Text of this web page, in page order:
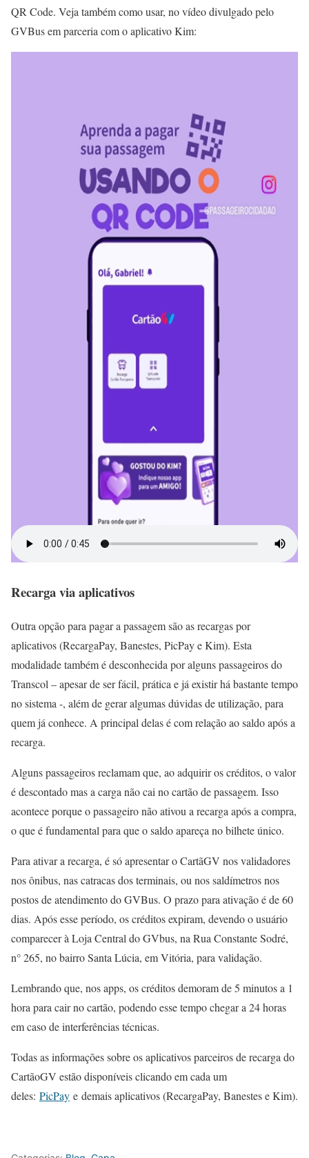
QR Code. Veja também como usar, no vídeo divulgado pelo
GVBus em parceria com o aplicativo Kim:
Recarga via aplicativos
Outra opção para pagar a passagem são as recargas por
aplicativos (RecargaPay, Banestes, PicPay e Kim). Esta
modalidade também é desconhecida por alguns passageiros do
Transcol – apesar de ser fácil, prática e já existir há bastante tempo
no sistema -, além de gerar algumas dúvidas de utilização, para
quem já conhece. A principal delas é com relação ao saldo após a
recarga.
Alguns passageiros reclamam que, ao adquirir os créditos, o valor
é descontado mas a carga não cai no cartão de passagem. Isso
acontece porque o passageiro não ativou a recarga após a compra,
o que é fundamental para que o saldo apareça no bilhete único.
Para ativar a recarga, é só apresentar o CartãGV nos validadores
nos ônibus, nas catracas dos terminais, ou nos saldímetros nos
postos de atendimento do GVBus. O prazo para ativação é de 60
dias. Após esse período, os créditos expiram, devendo o usuário
comparecer à Loja Central do GVbus, na Rua Constante Sodré,
n° 265, no bairro Santa Lúcia, em Vitória, para validação.
Lembrando que, nos apps, os créditos demoram de 5 minutos a 1
hora para cair no cartão, podendo esse tempo chegar a 24 horas
em caso de interferências técnicas.
Todas as informações sobre os aplicativos parceiros de recarga do
CartãoGV estão disponíveis clicando em cada um
deles: PicPay e demais aplicativos (RecargaPay, Banestes e Kim).